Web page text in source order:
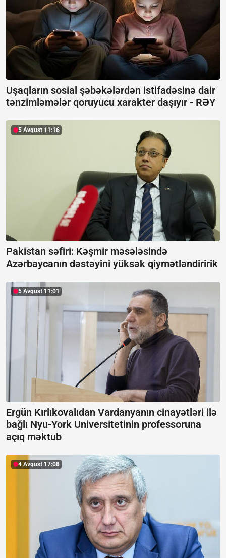
Uşaqların sosial şəbəkələrdən istifadəsinə dair
tənzimləmələr qoruyucu xarakter daşıyır - RƏY
5 Avqust 11:16
Pakistan səfiri: Kəşmir məsələsində
Azərbaycanın dəstəyini yüksək qiymətləndiririk
5 Avqust 11:01
Ergün Kırlıkovalıdan Vardanyanın cinayətləri ilə
bağlı Nyu-York Universitetinin professoruna
açıq məktub
4 Avqust 17:08